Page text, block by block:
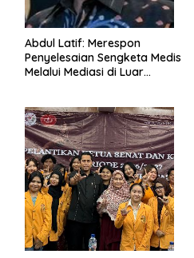
Abdul Latif: Merespon
Penyelesaian Sengketa Medis
Melalui Mediasi di Luar